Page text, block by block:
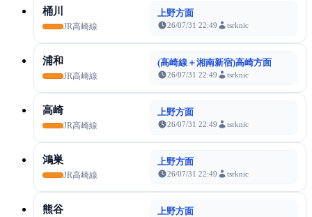
桶川
JR高崎線
上野方面
26/07/31 22:49 tsrknic
浦和
JR高崎線
(高崎線＋湘南新宿)高崎方面
26/07/31 22:49 tsrknic
高崎
JR高崎線
上野方面
26/07/31 22:49 tsrknic
鴻巣
JR高崎線
上野方面
26/07/31 22:49 tsrknic
熊谷 上野方面